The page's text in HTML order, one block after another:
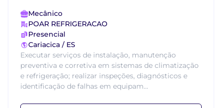
Mecânico
POAR REFRIGERACAO
Presencial
Cariacica / ES
Executar serviços de instalação, manutenção
preventiva e corretiva em sistemas de climatização
e refrigeração; realizar inspeções, diagnósticos e
identificação de falhas em equipam...